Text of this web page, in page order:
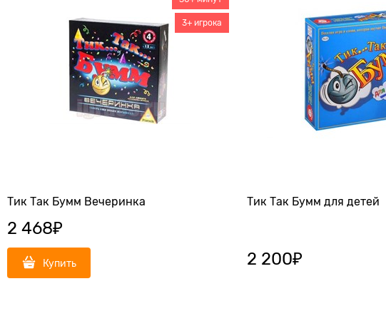
Тик Так Бумм Вечеринка
3+ игрока
2 468₽
Купить
Тик Так Бумм для детей
2 200₽